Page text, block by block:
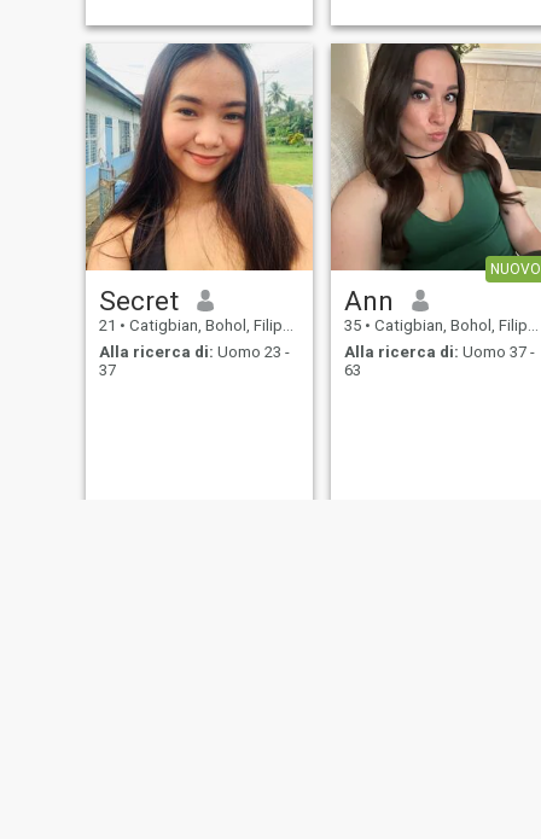
Secret
21 • Catigbian, Bohol, Filippine
Alla ricerca di: Uomo 23 -
37
NUOVO
Ann
35 • Catigbian, Bohol, Filippine
Alla ricerca di: Uomo 37 -
63